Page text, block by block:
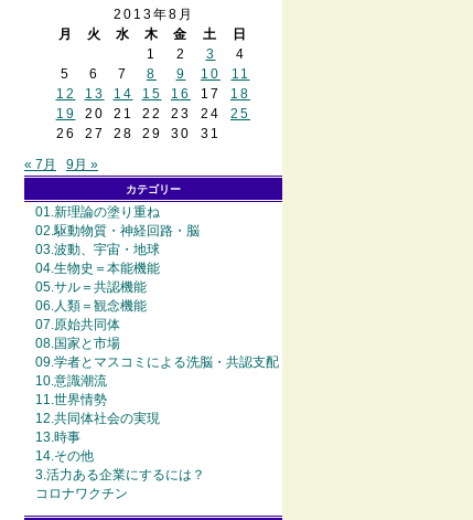
2013年8月
月
火 水 木 金 土
日
1
2 3
4
5
6 7 8 9 10
11
12
13 14 15 16 17
18
19
20 21 22 23 24
25
26
27 28 29 30
31
« 7月
9月 »
カテゴリー
01.新理論の塗り重ね
02.駆動物質・神経回路・脳
03.波動、宇宙・地球
04.生物史＝本能機能
05.サル＝共認機能
06.人類＝観念機能
07.原始共同体
08.国家と市場
09.学者とマスコミによる洗脳・共認支配
10.意識潮流
11.世界情勢
12.共同体社会の実現
13.時事
14.その他
3.活力ある企業にするには？
コロナワクチン